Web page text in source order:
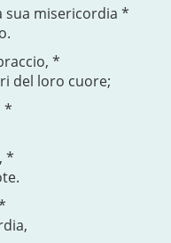
sua misericordia *
*
del loro cuore;
*
*